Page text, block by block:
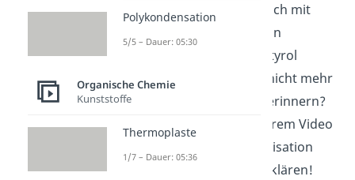
Starterradikal verbindet sich mit
dem Monomer, wodurch in
mehreren Schritten Polystyrol
entsteht. Du kannst dich nicht mehr
an die einzelnen Schritte erinnern?
Dann schau jetzt bei unserem Video
zur radikalischen Polymerisation
vorbei und lasse sie dir erklären!
Polykondensation
5/5 – Dauer: 05:30
Organische Chemie
Kunststoffe
Thermoplaste
1/7 – Dauer: 05:36